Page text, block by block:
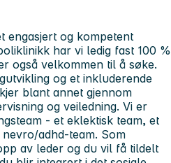
engasjert og kompetent
har vi ledig fast 100 %
også velkommen til å søke.
og et inkluderende
blant annet gjennom
og veiledning. Vi er
- et eklektisk team, et
adhd-team. Som
av leder og du vil få tildelt